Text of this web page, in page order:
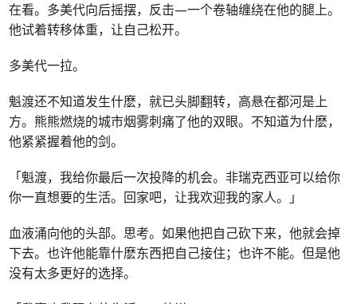
在看。多美代向后摇摆，反击—一个卷轴缠绕在他的腿上。
他试着转移体重，让自己松开。
多美代一拉。
魁渡还不知道发生什麽，就已头脚翻转，高悬在都河是上
方。熊熊燃烧的城市烟雾刺痛了他的双眼。不知道为什麽，
他紧紧握着他的剑。
「魁渡，我给你最后一次投降的机会。非瑞克西亚可以给你
你一直想要的生活。回家吧，让我欢迎我的家人。」
血液涌向他的头部。思考。如果他把自己砍下来，他就会掉
下去。也许他能靠什麽东西把自己接住；也许不能。但是他
没有太多更好的选择。